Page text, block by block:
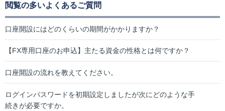
閲覧の多いよくあるご質問
口座開設にはどのくらいの期間がかかりますか？
【FX専用口座のお申込】主たる資金の性格とは何ですか？
口座開設の流れを教えてください。
ログインパスワードを初期設定しましたが次にどのような手
続きが必要ですか。